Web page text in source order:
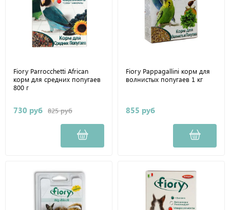
Fiory Parrocchetti African
корм для средних попугаев
800 г
730 руб 825 руб
Fiory Pappagallini корм для
волнистых попугаев 1 кг
855 руб